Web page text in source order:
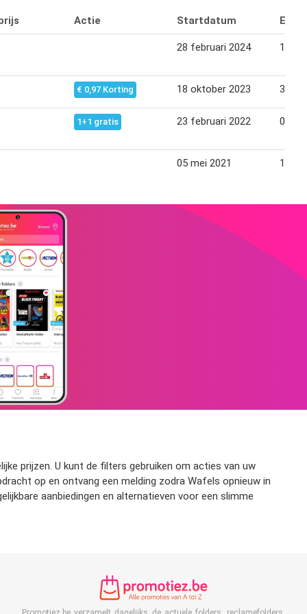
Actie Startdatum
28 februari 2024 12
€ 0,97 Korting 18 oktober 2023 31
1+1 gratis 23 februari 2022 08
05 mei 2021 18
prijzen. U kunt de filters gebruiken om acties van uw
op en ontvang een melding zodra Wafels opnieuw in
aanbiedingen en alternatieven voor een slimme